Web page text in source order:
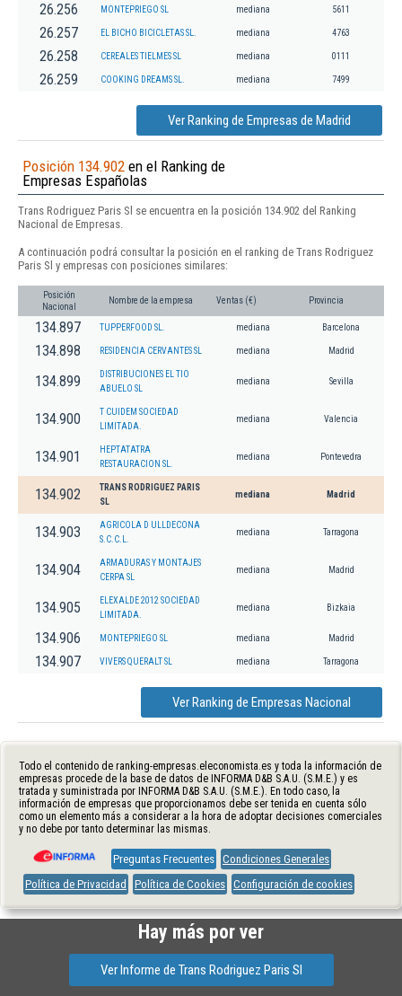
26.256 MONTEPRIEGO SL mediana 5611
26.257 EL BICHO BICICLETAS SL. mediana 4763
26.258 CEREALES TIELMES SL mediana 0111
26.259 COOKING DREAMS SL. mediana 7499
Ver Ranking de Empresas de Madrid
Posición 134.902 en el Ranking de
Empresas Españolas
Trans Rodriguez Paris Sl se encuentra en la posición 134.902 del Ranking
Nacional de Empresas.
A continuación podrá consultar la posición en el ranking de Trans Rodriguez
Paris Sl y empresas con posiciones similares:
Posición
Nacional
Nombre de la empresa Ventas (€) Provincia
134.897 TUPPERFOOD SL. mediana Barcelona
134.898 RESIDENCIA CERVANTES SL mediana Madrid
134.899
DISTRIBUCIONES EL TIO
ABUELO SL
mediana Sevilla
134.900
T CUIDEM SOCIEDAD
LIMITADA.
mediana Valencia
134.901
HEPTATATRA
RESTAURACION SL.
mediana Pontevedra
134.902
TRANS RODRIGUEZ PARIS
SL
mediana Madrid
134.903
AGRICOLA D ULLDECONA
S.C.C.L.
mediana Tarragona
134.904
ARMADURAS Y MONTAJES
CERPA SL
mediana Madrid
134.905
ELEXALDE 2012 SOCIEDAD
LIMITADA.
mediana Bizkaia
134.906 MONTEPRIEGO SL mediana Madrid
134.907 VIVERS QUERALT SL mediana Tarragona
Ver Ranking de Empresas Nacional
Todo el contenido de ranking-empresas.eleconomista.es y toda la información de
empresas procede de la base de datos de INFORMA D&B S.A.U. (S.M.E.) y es
tratada y suministrada por INFORMA D&B S.A.U. (S.M.E.). En todo caso, la
información de empresas que proporcionamos debe ser tenida en cuenta sólo
como un elemento más a considerar a la hora de adoptar decisiones comerciales
y no debe por tanto determinar las mismas.
Preguntas Frecuentes Condiciones Generales
Política de Privacidad
Política de Cookies Configuración de cookies
Hay más por ver
Ver Informe de Trans Rodriguez Paris Sl